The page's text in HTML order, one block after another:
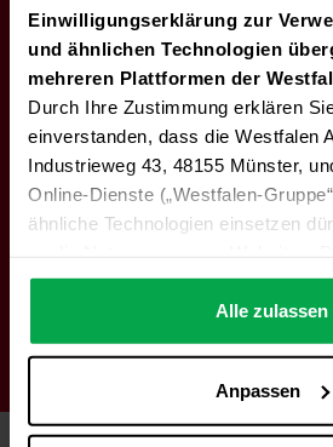
Einwilligungserklärung zur
und ähnlichen Technologien
mehreren Plattformen der
Durch Ihre Zustimmung erklären
einverstanden, dass die Westfalen
Industrieweg 43, 48155 Münster,
Online-Dienste („Westfalen-
ähnliche Technologien einsetzen
ermöglichen (technisch
die Leistung und Nutzung
analysieren (Statistik-Cookies),
(Personalisierungs-Cookies)
Werbung in Übereinstimmung
Alle zulassen
Anpassen
Gefährdungsbeurteilung, Planung und
Überwachung durch unsere Experten
der Vorschriften gemäß VdTÜV-